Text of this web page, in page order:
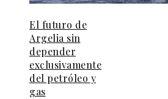
El futuro de
Argelia sin
depender
exclusivamente
del petróleo y
gas